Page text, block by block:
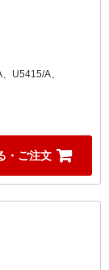
U5415/A、
・ご注文